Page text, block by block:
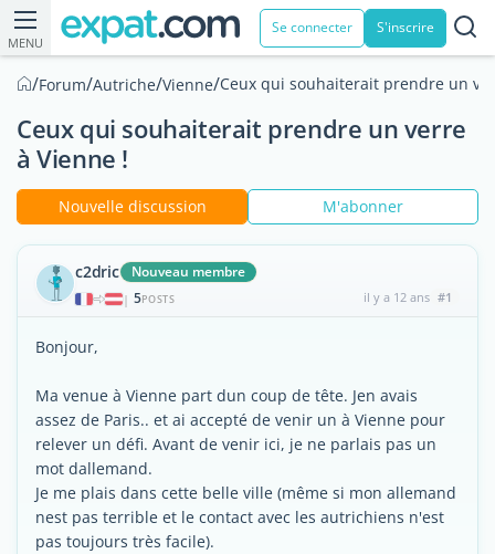
MENU
Se connecter S'inscrire
/Forum/Autriche/Vienne/Ceux qui souhaiterait prendre un
Ceux qui souhaiterait prendre un verre
à Vienne !
Nouvelle discussion M'abonner
c2dric Nouveau membre
| 5POSTS il y a 12 ans #1
Bonjour,
Ma venue à Vienne part dun coup de tête. Jen avais
assez de Paris.. et ai accepté de venir un à Vienne pour
relever un défi. Avant de venir ici, je ne parlais pas un
mot dallemand.
Je me plais dans cette belle ville (même si mon allemand
nest pas terrible et le contact avec les autrichiens n'est
pas toujours très facile).